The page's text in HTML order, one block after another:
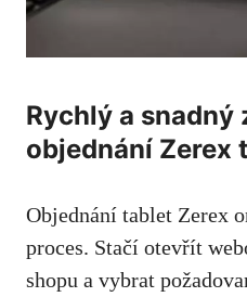
Rychlý a snadný
objednání Zerex
Objednání tablet Zerex
proces. Stačí otevřít
shopu a vybrat